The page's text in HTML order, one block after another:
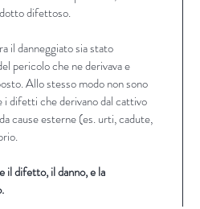
difettoso.
il danneggiato sia stato
pericolo che ne derivava e
Allo stesso modo non sono
difetti che derivano dal cattivo
cause esterne (es. urti, cadute,
il difetto, il danno, e la